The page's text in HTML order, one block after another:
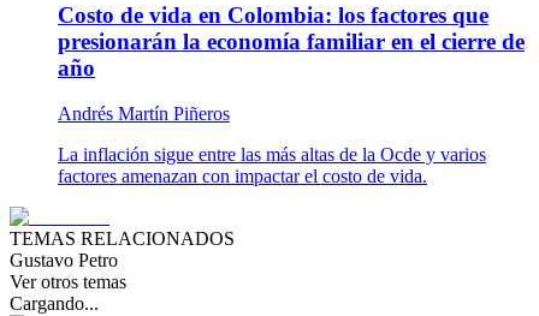
Costo de vida en Colombia: los factores que
presionarán la economía familiar en el cierre de
año
Andrés Martín Piñeros
La inflación sigue entre las más altas de la Ocde y varios
factores amenazan con impactar el costo de vida.
TEMAS RELACIONADOS
Gustavo Petro
Ver otros temas
Cargando...